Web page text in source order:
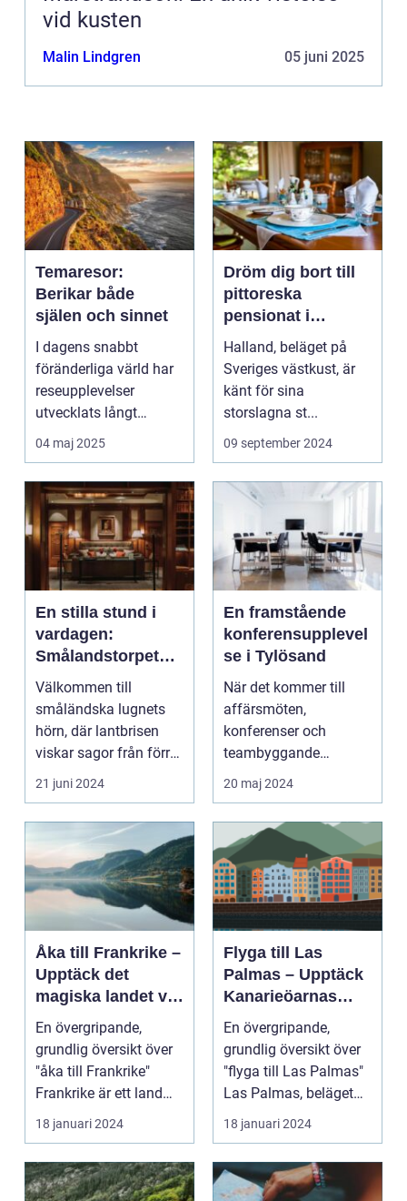
vid kusten
Malin Lindgren 05 juni 2025
Temaresor:
Berikar både
själen och sinnet
I dagens snabbt
föränderliga värld har
reseupplevelser
utvecklats långt
bortom ...
04 maj 2025
Dröm dig bort till
pittoreska
pensionat i
Halland
Halland, beläget på
Sveriges västkust, är
känt för sina
storslagna st...
09 september 2024
En stilla stund i
vardagen:
Smålandstorpet
Lanthotell
Välkommen till
småländska lugnets
hörn, där lantbrisen
viskar sagor från förr
och nutidens stilla gå...
21 juni 2024
En framstående
konferensupplevel
se i Tylösand
När det kommer till
affärsmöten,
konferenser och
teambyggande
reträtter, är...
20 maj 2024
Åka till Frankrike –
Upptäck det
magiska landet vid
Eiffeltornet och
bortom
En övergripande,
grundlig översikt över
"åka till Frankrike"
Frankrike är ett land
som lockar besök...
18 januari 2024
Flyga till Las
Palmas – Upptäck
Kanarieöarnas
pärla
En övergripande,
grundlig översikt över
"flyga till Las Palmas"
Las Palmas, beläget
på ön Gran Cana...
18 januari 2024